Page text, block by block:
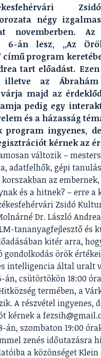
négy
novemberben.
6-án lesz, „Az
című program
tart előadást.
illetve az
majd az
pedig egy
és a házasság
program ingyenes,
kérnek az
változik –
adatfelhők, gépi
korszakban az
és a hitnek? – erre a
Zsidó
Dr. László
tananyagfejlesztő és
kitér arra,
gondolkodás örök
intelligencia által uralt
án, csütörtökön 18:00
termében, a
A részvétel ingyenes,
kérnek a
án, szombaton 19:00
zenés időutazásra
a közönséget Klein